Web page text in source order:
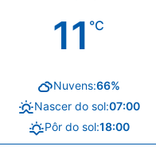
11 °C
Nuvens:66%
Nascer do sol:07:00
Pôr do sol:18:00